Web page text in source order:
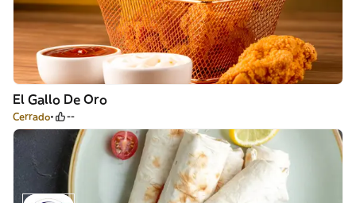
El Gallo De Oro
Cerrado --